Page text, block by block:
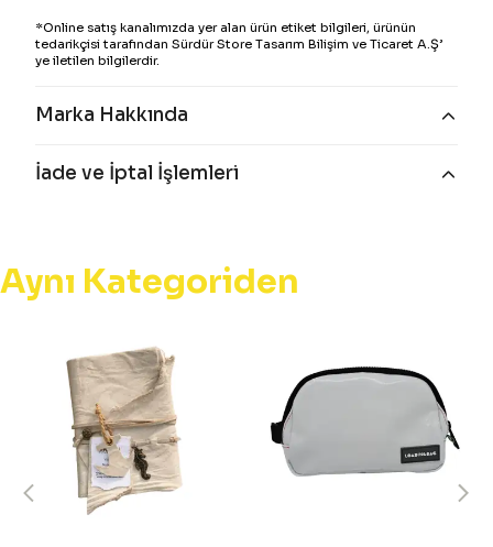
*Online satış kanalımızda yer alan ürün etiket bilgileri, ürünün
tedarikçisi tarafından Sürdür Store Tasarım Bilişim ve Ticaret A.Ş’
ye iletilen bilgilerdir.
Marka Hakkında
İade ve İptal İşlemleri
Aynı Kategoriden